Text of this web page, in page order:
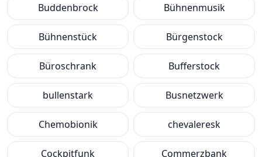
Buddenbrock Bühnenmusik
Bühnenstück Bürgenstock
Büroschrank Bufferstock
bullenstark Busnetzwerk
Chemobionik chevaleresk
Cockpitfunk Commerzbank